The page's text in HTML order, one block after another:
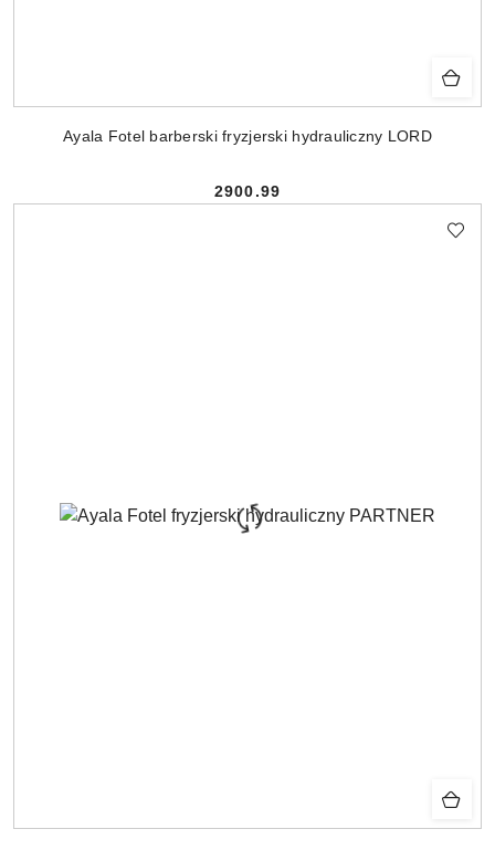
Ayala Fotel barberski fryzjerski hydrauliczny LORD
Cena:
2900.99